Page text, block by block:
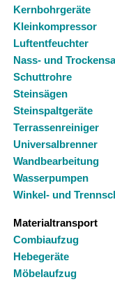
Kernbohrgeräte
Kleinkompressor
Luftentfeuchter
Nass- und
Schuttrohre
Steinsägen
Steinspaltgeräte
Terrassenreiniger
Universalbrenner
Wandbearbeitung
Wasserpumpen
Winkel- und
Materialtransport
Combiaufzug
Hebegeräte
Möbelaufzug